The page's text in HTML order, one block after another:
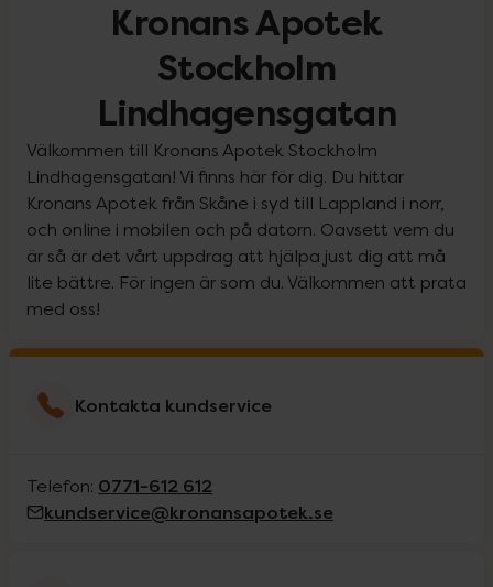
Kronans Apotek
Stockholm
Lindhagensgatan
Välkommen till Kronans Apotek Stockholm
Lindhagensgatan! Vi finns här för dig. Du hittar
Kronans Apotek från Skåne i syd till Lappland i norr,
och online i mobilen och på datorn. Oavsett vem du
är så är det vårt uppdrag att hjälpa just dig att må
lite bättre. För ingen är som du. Välkommen att prata
med oss!
Kontakta kundservice
Telefon: 0771-612 612
kundservice@kronansapotek.se